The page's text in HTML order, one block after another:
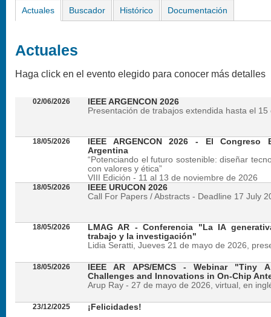
Actuales Buscador Histórico Documentación
Actuales
Haga click en el evento elegido para conocer más detalles
02/06/2026
IEEE ARGENCON 2026
Presentación de trabajos extendida hasta el 15
18/05/2026
IEEE ARGENCON 2026 - El
Argentina
“Potenciando el futuro sostenible: diseñar
con valores y ética”
VIII Edición - 11 al 13 de noviembre de 2026
18/05/2026
IEEE URUCON 2026
Call For Papers / Abstracts - Deadline 17 July
18/05/2026
LMAG AR - Conferencia "La IA
trabajo y la investigación"
Lidia Seratti, Jueves 21 de mayo de 2026,
18/05/2026
IEEE AR APS/EMCS - Webinar "Tiny
Challenges and Innovations in On-Chip
Arup Ray - 27 de mayo de 2026, virtual, en
23/12/2025 ¡Felicidades!